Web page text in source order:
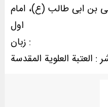
بن ابی طالب (ع)، امام
اول
زبان :
: العتبة العلوية المقدسة